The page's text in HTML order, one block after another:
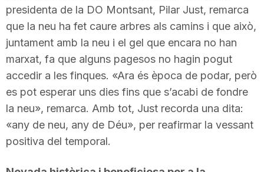
presidenta de la DO Montsant, Pilar Just, remarca
que la neu ha fet caure arbres als camins i que això,
juntament amb la neu i el gel que encara no han
marxat, fa que alguns pagesos no hagin pogut
accedir a les finques. «Ara és època de podar, però
es pot esperar uns dies fins que s’acabi de fondre
la neu», remarca. Amb tot, Just recorda una dita:
«any de neu, any de Déu», per reafirmar la vessant
positiva del temporal.